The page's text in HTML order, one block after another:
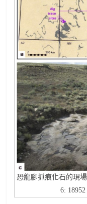
恐龍腳抓痕化石的現
6: 18952